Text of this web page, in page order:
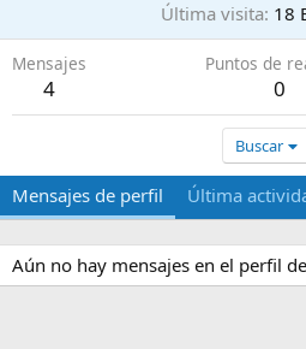
Última visita 18
Mensajes
4
Puntos de
0
Buscar
Mensajes de perfil Última
Aún no hay mensajes en el perfil